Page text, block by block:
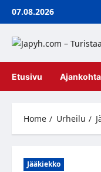
Skip07.08.2026
Etusivu
Home Urheilu
Jääkiekko